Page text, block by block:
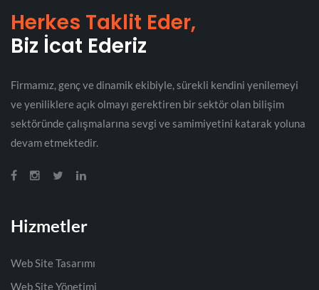
Herkes Taklit Eder,
Biz İcat Ederiz
Firmamız, genç ve dinamik ekibiyle, sürekli kendini yenilemeyi
ve yeniliklere açık olmayı gerektiren bir sektör olan bilişim
sektöründe çalışmalarına sevgi ve samimiyetini katarak yoluna
devam etmektedir.
Hizmetler
Web Site Tasarımı
Web Site Yönetimi